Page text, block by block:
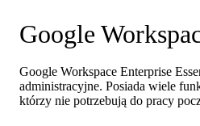
Google
Google Workspace Enterprise
administracyjne. Posiada wiele
którzy nie potrzebują do pracy